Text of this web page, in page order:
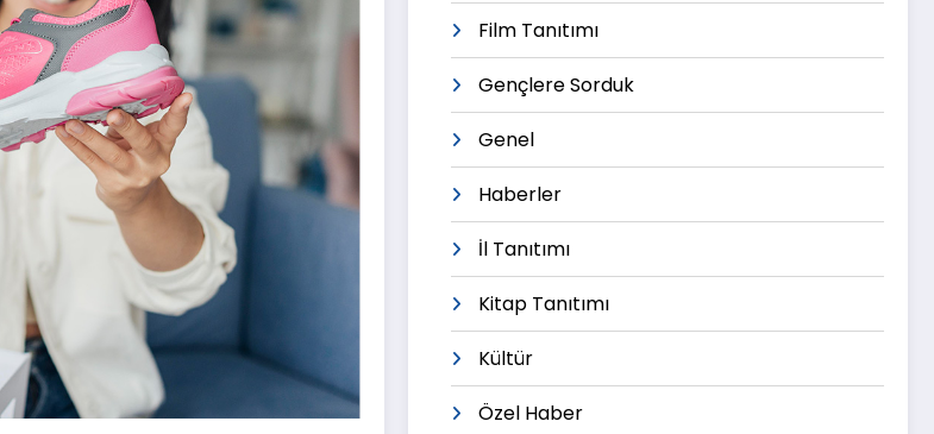
Film Tanıtımı
Gençlere Sorduk
Genel
Haberler
İl Tanıtımı
Kitap Tanıtımı
Kültür
Özel Haber